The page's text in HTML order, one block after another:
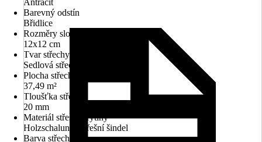
Antracit
Barevný odstín
Břidlice
Rozměry sloupů/sloupků
12x12 cm
Tvar střechy
Sedlová střecha
Plocha střechy
37,49 m²
Tloušťka střechy
20 mm
Materiál střešní krytiny
Holzschalung, Střešní šindel
Barva střechy